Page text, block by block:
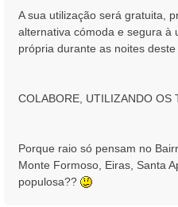
A sua utilização será gratuita,
alternativa cómoda e segura à
própria durante as noites
COLABORE, UTILIZANDO OS
Porque raio só pensam no
Monte Formoso, Eiras, Santa
populosa??